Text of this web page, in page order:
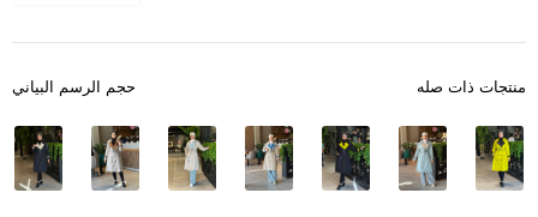
حجم الرسم البياني منتجات ذات صله